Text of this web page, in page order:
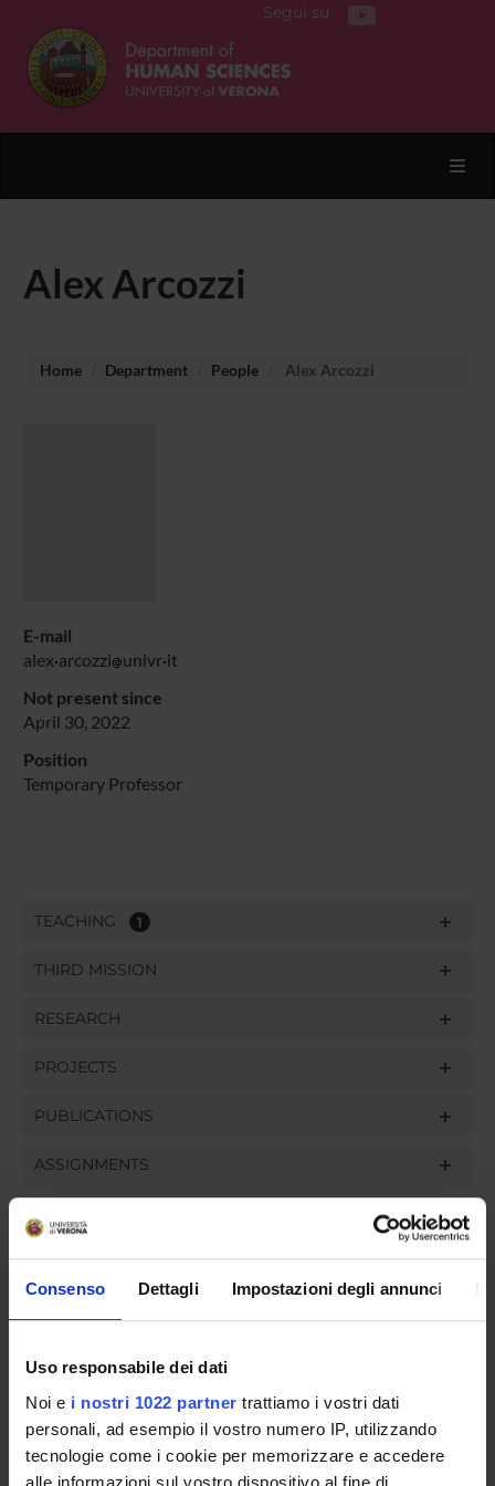
Consenso Dettagli Impostazioni degli annunci
Uso responsabile dei dati
Noi e i nostri 1022 partner trattiamo i vostri dati
personali, ad esempio il vostro numero IP, utilizzando
tecnologie come i cookie per memorizzare e accedere
alle informazioni sul vostro dispositivo al fine di
Segui su
Alex Arcozzi
Home Department People Alex Arcozzi
E-mail
alex arcozzi univr it
Not present since
April 30, 2022
Position
Temporary Professor
TEACHING 1
THIRD MISSION
RESEARCH
PROJECTS
PUBLICATIONS
ASSIGNMENTS
ORGANISATION
COMMITTEES
DEPARTMENT ADMINISTRATION OFFICES
STUDENT ADMINISTRATION OFFICES